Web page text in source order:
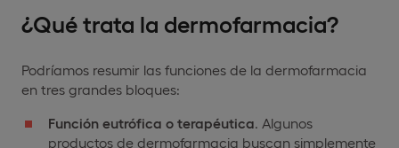
¿Qué trata la dermofarmacia?
Podríamos resumir las funciones de la dermofarmacia
en tres grandes bloques:
Función eutrófica o terapéutica . Algunos
productos de dermofarmacia buscan simplemente